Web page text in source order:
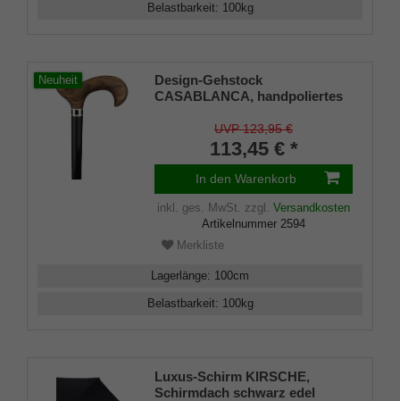
Belastbarkeit: 100kg
Neuheit
Design-Gehstock
CASABLANCA, handpoliertes
gewachstem Ebenholz, Silber -
Designring mit Einlegearbeit
aus Perlmutt, Gummipuffer
UVP 123,95 €
113,45 € *
In den Warenkorb
inkl. ges. MwSt. zzgl. Versandkosten
Artikelnummer 2594
Merkliste
Lagerlänge: 100cm
Belastbarkeit: 100kg
Luxus-Schirm KIRSCHE,
Schirmdach schwarz edel